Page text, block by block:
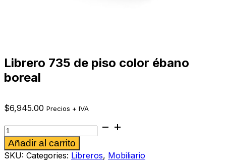
Librero 735 de piso color ébano
boreal
$6,945.00 Precios + IVA
Librero
735
de
piso
color
Añadir al carrito
SKU: Categories: Libreros, Mobiliario